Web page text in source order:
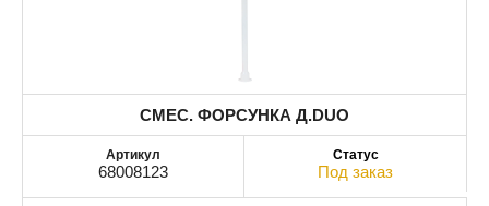
СМЕС. ФОРСУНКА Д.DUO
68008123 Под заказ